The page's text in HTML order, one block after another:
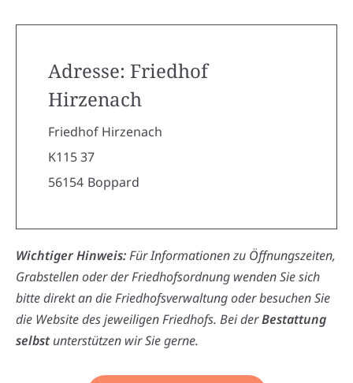
Adresse: Friedhof
Hirzenach
Friedhof Hirzenach
K115 37
56154 Boppard
Wichtiger Hinweis:Für Informationen zu Öffnungszeiten,
Grabstellen oder der Friedhofsordnung wenden Sie sich
bitte direkt an die Friedhofsverwaltung oder besuchen Sie
die Website des jeweiligen Friedhofs. Bei derBestattung
selbstunterstützen wir Sie gerne.